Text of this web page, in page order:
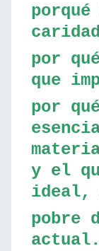
caridad
por
que
por
y el
ideal,
pobre